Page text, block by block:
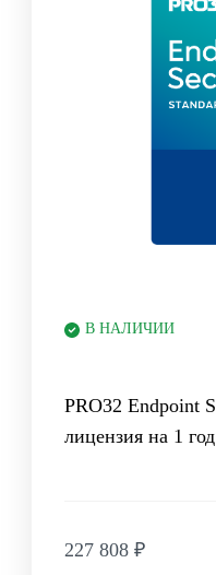
В НАЛИЧИИ
PRO32 Endpoint
лицензия на 1
227 808 ₽